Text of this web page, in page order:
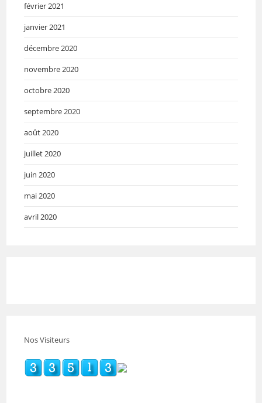
février 2021
janvier 2021
décembre 2020
novembre 2020
octobre 2020
septembre 2020
août 2020
juillet 2020
juin 2020
mai 2020
avril 2020
Nos Visiteurs